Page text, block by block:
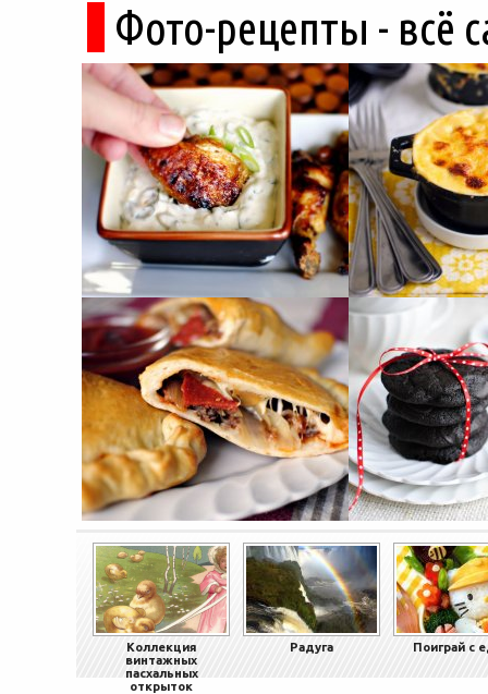
древние руины дремлют в тени кедров, а
горные дороги ведут к местам, о которых
не расскажет ни один автобусный гид....
Фото-рецепты - всё
Коллекция
винтажных
пасхальных
открыток
Радуга Поиграй с